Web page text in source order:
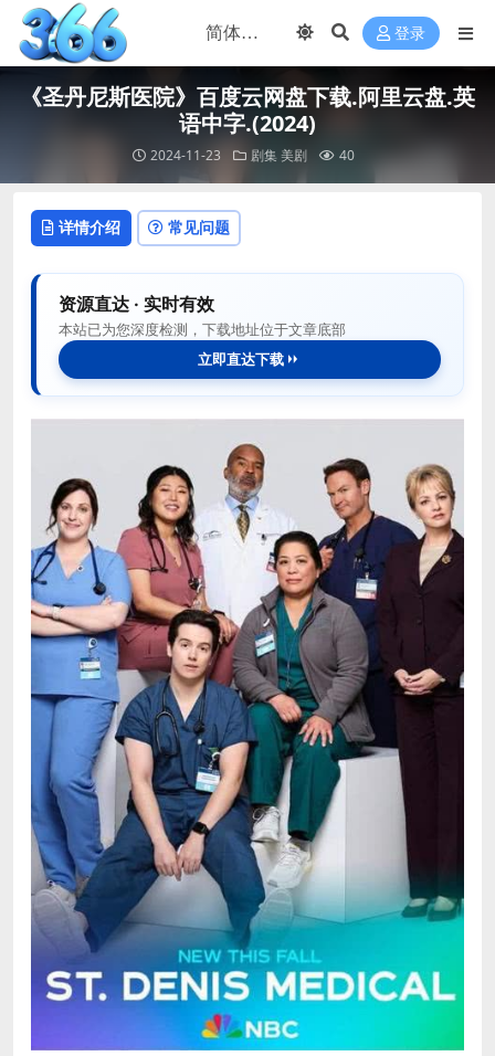
登录
《圣丹尼斯医院》百度云网盘下载.阿里云盘.英
语中字.(2024)
2024-11-23 剧集 美剧 40
详情介绍 常见问题
资源直达 · 实时有效
本站已为您深度检测，下载地址位于文章底部
立即直达下载